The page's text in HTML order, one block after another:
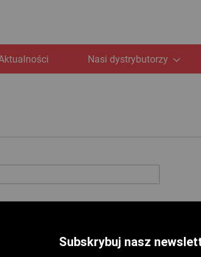
Nasi dystrybutorzy
Subskrybuj nasz